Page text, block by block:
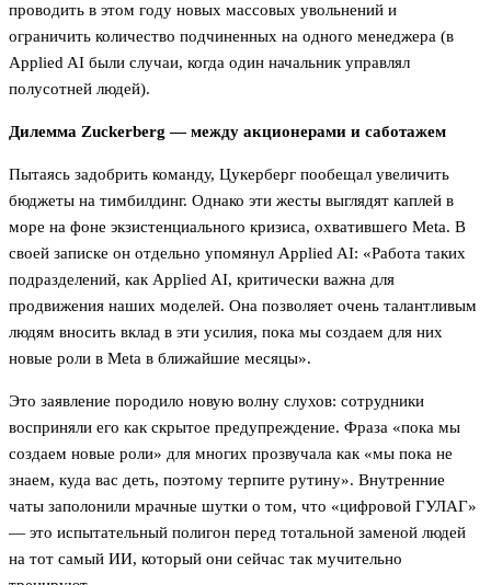
проводить в этом году новых массовых увольнений и
ограничить количество подчиненных на одного менеджера (в
Applied AI были случаи, когда один начальник управлял
полусотней людей).
Дилемма Zuckerberg — между акционерами и саботажем
Пытаясь задобрить команду, Цукерберг пообещал увеличить
бюджеты на тимбилдинг. Однако эти жесты выглядят каплей в
море на фоне экзистенциального кризиса, охватившего Meta. В
своей записке он отдельно упомянул Applied AI: «Работа таких
подразделений, как Applied AI, критически важна для
продвижения наших моделей. Она позволяет очень талантливым
людям вносить вклад в эти усилия, пока мы создаем для них
новые роли в Meta в ближайшие месяцы».
Это заявление породило новую волну слухов: сотрудники
восприняли его как скрытое предупреждение. Фраза «пока мы
создаем новые роли» для многих прозвучала как «мы пока не
знаем, куда вас деть, поэтому терпите рутину». Внутренние
чаты заполонили мрачные шутки о том, что «цифровой ГУЛАГ»
— это испытательный полигон перед тотальной заменой людей
на тот самый ИИ, который они сейчас так мучительно